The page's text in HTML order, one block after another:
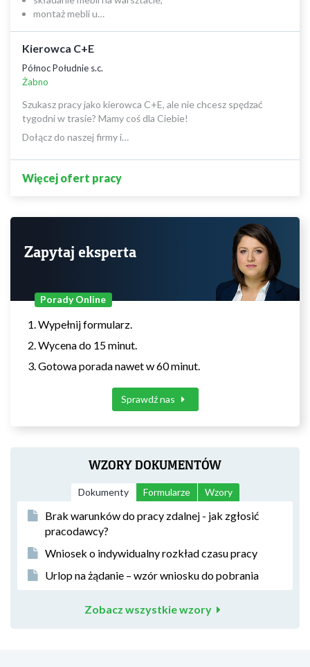
montaż mebli u…
Kierowca C+E
Północ Południe s.c.
Żabno
Szukasz pracy jako kierowca C+E, ale nie chcesz spędzać
tygodni w trasie? Mamy coś dla Ciebie!
Dołącz do naszej firmy i…
Więcej ofert pracy
Zapytaj eksperta
Porady Online
Wypełnij formularz.
Wycena do 15 minut.
Gotowa porada nawet w 60 minut.
Sprawdź nas
WZORY DOKUMENTÓW
Dokumenty Formularze Wzory
Brak warunków do pracy zdalnej - jak zgłosić
pracodawcy?
Wniosek o indywidualny rozkład czasu pracy
Urlop na żądanie – wzór wniosku do pobrania
Zobacz wszystkie wzory